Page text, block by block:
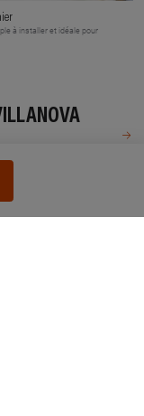
à installer et idéale pour